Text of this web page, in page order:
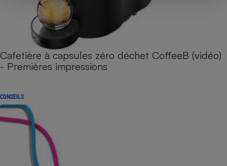
Cafetière à capsules zéro déchet CoffeeB (vidéo)
- Premières impressions
CONSEILS